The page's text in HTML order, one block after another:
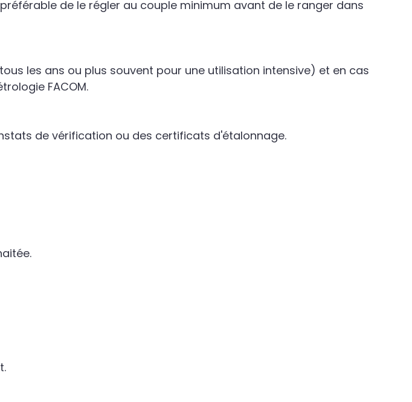
de le régler au couple minimum avant de le ranger dans
les ans ou plus souvent pour une utilisation intensive) et en cas
FACOM.
de vérification ou des certificats d'étalonnage.